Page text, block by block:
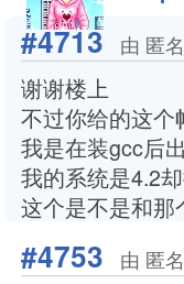
#4713 由 匿
谢谢楼上
不过你给的这
我是在装gcc后
我的系统是4.2
这个是不是和那
#4753 由 匿